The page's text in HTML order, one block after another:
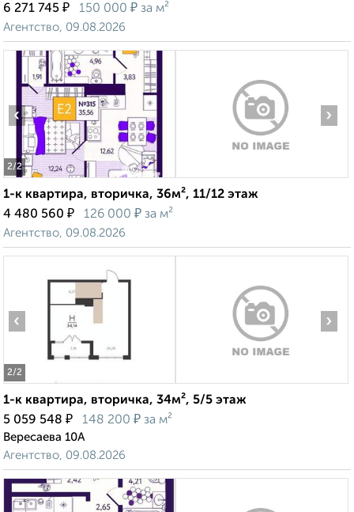
6 271 745 ₽ 150 000 ₽ за м²
Агентство, 09.08.2026
2/2
‹ ›
1-к квартира, вторичка, 36м², 11/12 этаж
4 480 560 ₽ 126 000 ₽ за м²
Агентство, 09.08.2026
2/2
‹ ›
1-к квартира, вторичка, 34м², 5/5 этаж
5 059 548 ₽ 148 200 ₽ за м²
Вересаева 10А
Агентство, 09.08.2026